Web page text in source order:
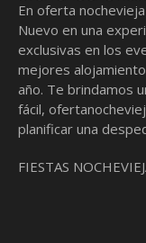
En oferta
Nuevo en una
exclusivas en los
mejores
año. Te brindamos
fácil,
planificar una
FIESTAS